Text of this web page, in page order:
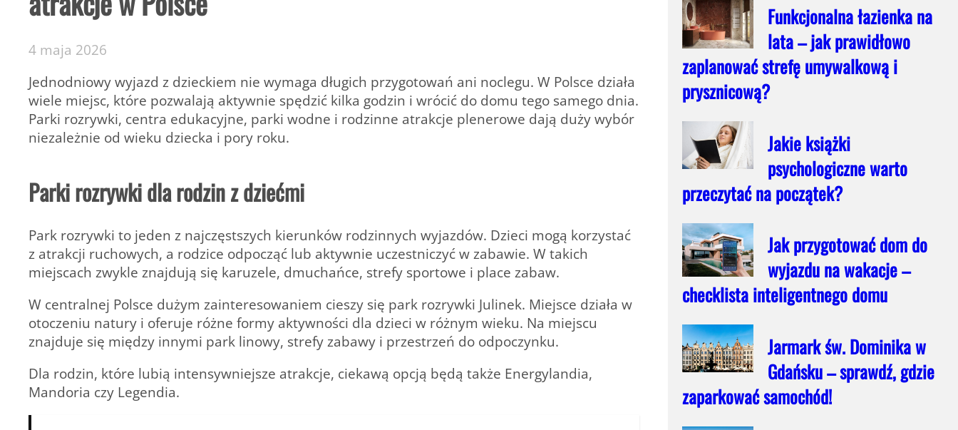
4 maja 2026
Jednodniowy wyjazd z dzieckiem nie wymaga długich przygotowań ani noclegu. W Polsce działa
wiele miejsc, które pozwalają aktywnie spędzić kilka godzin i wrócić do domu tego samego dnia.
Parki rozrywki, centra edukacyjne, parki wodne i rodzinne atrakcje plenerowe dają duży wybór
niezależnie od wieku dziecka i pory roku.
Parki rozrywki dla rodzin z dziećmi
Park rozrywki to jeden z najczęstszych kierunków rodzinnych wyjazdów. Dzieci mogą korzystać
z atrakcji ruchowych, a rodzice odpocząć lub aktywnie uczestniczyć w zabawie. W takich
miejscach zwykle znajdują się karuzele, dmuchańce, strefy sportowe i place zabaw.
W centralnej Polsce dużym zainteresowaniem cieszy się park rozrywki Julinek. Miejsce działa w
otoczeniu natury i oferuje różne formy aktywności dla dzieci w różnym wieku. Na miejscu
znajduje się między innymi park linowy, strefy zabawy i przestrzeń do odpoczynku.
Dla rodzin, które lubią intensywniejsze atrakcje, ciekawą opcją będą także Energylandia,
Mandoria czy Legendia.
Funkcjonalna łazienka na
lata – jak prawidłowo
zaplanować strefę umywalkową i
prysznicową?
Jakie książki
psychologiczne warto
przeczytać na początek?
Jak przygotować dom do
wyjazdu na wakacje –
checklista inteligentnego domu
Jarmark św. Dominika w
Gdańsku – sprawdź, gdzie
zaparkować samochód!